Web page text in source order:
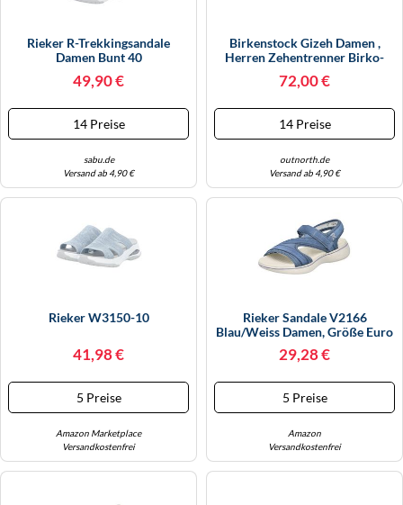
Rieker R-Trekkingsandale
Damen Bunt 40
49,90 €
14 Preise
sabu.de
Versand ab 4,90 €
Birkenstock Gizeh Damen ,
Herren Zehentrenner Birko-
72,00 €
14 Preise
outnorth.de
Versand ab 4,90 €
Rieker W3150-10
41,98 €
5 Preise
Amazon Marketplace
Versandkostenfrei
Rieker Sandale V2166
Blau/weiss Damen, Größe Euro
(US) 40 (8,5)
29,28 €
5 Preise
Amazon
Versandkostenfrei